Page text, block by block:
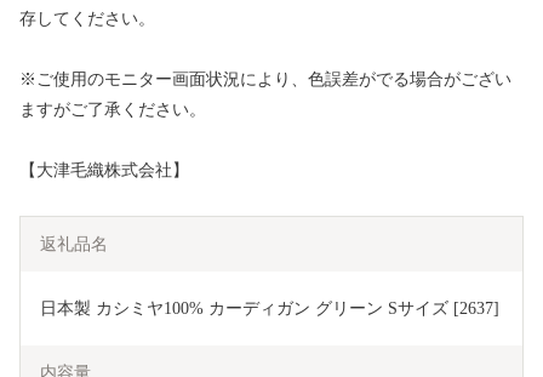
存してください。
※ご使用のモニター画面状況により、色誤差がでる場合がござい
ますがご了承ください。
【大津毛織株式会社】
返礼品名
日本製 カシミヤ100% カーディガン グリーン Sサイズ [2637]
内容量